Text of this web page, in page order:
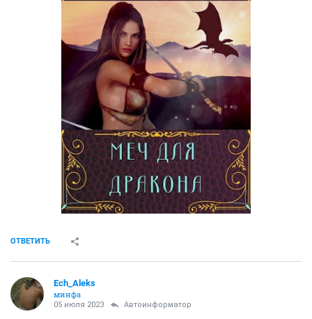
ОТВЕТИТЬ
Ech_Aleks
минфа
05 июля 2023 Автоинформатор